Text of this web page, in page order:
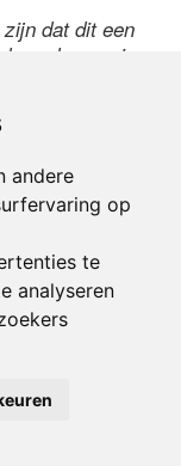
andere
op
te
analyseren
dat dit een
code over in
|Brisk magazine